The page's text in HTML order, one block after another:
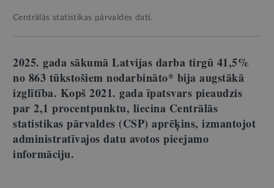
Centrālās statistikas pārvaldes dati.
2025. gada sākumā Latvijas darba tirgū 41,5%
no 863 tūkstošiem nodarbināto* bija augstākā
izglītība. Kopš 2021. gada īpatsvars pieaudzis
par 2,1 procentpunktu, liecina Centrālās
statistikas pārvaldes (CSP) aprēķins, izmantojot
administratīvajos datu avotos pieejamo
informāciju.